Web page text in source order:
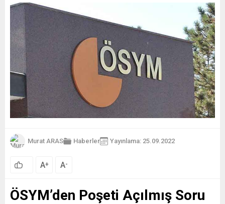
Murat ARAS Haberler Yayınlama: 25.09.2022
A+ A-
ÖSYM’den Poşeti Açılmış Soru